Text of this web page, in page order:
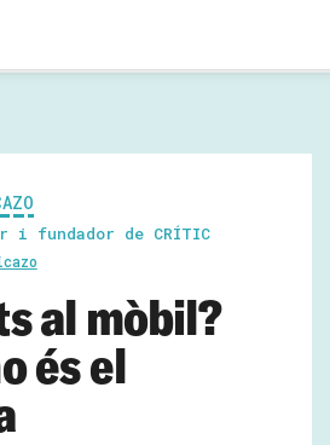
i fundador de CRÍTIC
al mòbil?
és el